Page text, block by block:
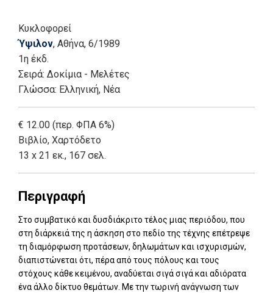
Κυκλοφορεί
Ύψιλον, Αθήνα, 6/1989
1η έκδ.
Σειρά: Δοκίμια - Μελέτες
Γλώσσα: Ελληνική, Νέα
€ 12.00 (περ. ΦΠΑ 6%)
Βιβλίο, Χαρτόδετο
13 x 21 εκ., 167 σελ.
Περιγραφή
Στο συμβατικό και δυσδιάκριτο τέλος μιας περιόδου, που
στη διάρκειά της η άσκηση στο πεδίο της τέχνης επέτρεψε
τη διαμόρφωση προτάσεων, δηλωμάτων και ισχυρισμών,
διαπιστώνεται ότι, πέρα από τους πόλους και τους
στόχους κάθε κειμένου, αναδύεται σιγά σιγά και αδιόρατα
ένα άλλο δίκτυο θεμάτων. Με την τωρινή ανάγνωση των